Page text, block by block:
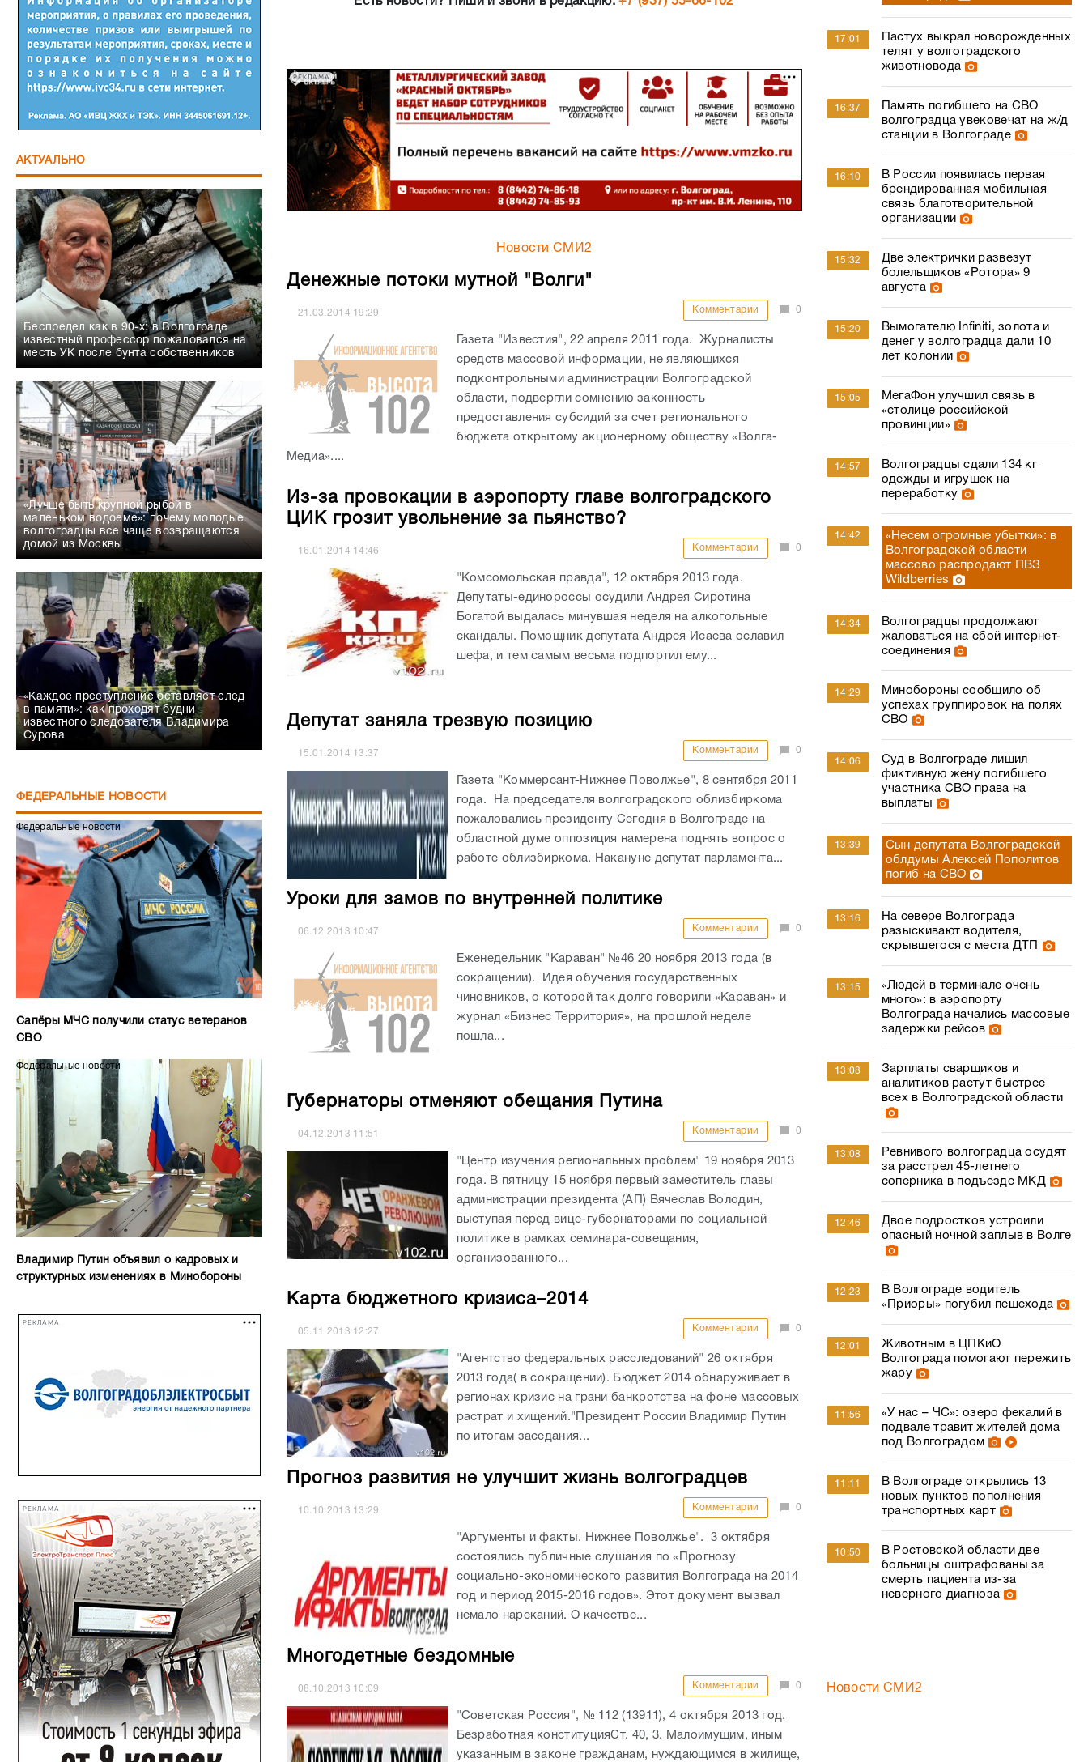
АКТУАЛЬНО
Беспредел как в 90-х: в Волгограде
известный профессор пожаловался на
месть УК после бунта собственников
«Лучше быть крупной рыбой в
маленьком водоеме»: почему молодые
волгоградцы все чаще возвращаются
домой из Москвы
«Каждое преступление оставляет след
в памяти»: как проходят будни
известного следователя Владимира
Сурова
ФЕДЕРАЛЬНЫЕ НОВОСТИ
Федеральные новости
Сапёры МЧС получили статус ветеранов
СВО
Федеральные новости
Владимир Путин объявил о кадровых и
структурных изменениях в Минобороны
РЕКЛАМА
РЕКЛАМА
РЕКЛАМА
Новости СМИ2
Денежные потоки мутной "Волги"
21.03.2014 19:29 Комментарии 0
Газета "Известия", 22 апреля 2011 года. Журналисты
средств массовой информации, не являющихся
подконтрольными администрации Волгоградской
области, подвергли сомнению законность
предоставления субсидий за счет регионального
бюджета открытому акционерному обществу «Волга-
Медиа»....
Из-за провокации в аэропорту главе волгоградского
ЦИК грозит увольнение за пьянство?
16.01.2014 14:46 Комментарии 0
"Комсомольская правда", 12 октября 2013 года.
Депутаты-единороссы осудили Андрея Сиротина
Богатой выдалась минувшая неделя на алкогольные
скандалы. Помощник депутата Андрея Исаева ославил
шефа, и тем самым весьма подпортил ему...
Депутат заняла трезвую позицию
15.01.2014 13:37 Комментарии 0
Газета "Коммерсант-Нижнее Поволжье", 8 сентября 2011
года. На председателя волгоградского облизбиркома
пожаловались президенту Сегодня в Волгограде на
областной думе оппозиция намерена поднять вопрос о
работе облизбиркома. Накануне депутат парламента...
Уроки для замов по внутренней политике
06.12.2013 10:47 Комментарии 0
Еженедельник "Караван" №46 20 ноября 2013 года (в
сокращении). Идея обучения государственных
чиновников, о которой так долго говорили «Караван» и
журнал «Бизнес Территория», на прошлой неделе
пошла...
Губернаторы отменяют обещания Путина
04.12.2013 11:51 Комментарии 0
"Центр изучения региональных проблем" 19 ноября 2013
года. В пятницу 15 ноября первый заместитель главы
администрации президента (АП) Вячеслав Володин,
выступая перед вице-губернаторами по социальной
политике в рамках семинара-совещания,
организованного...
Карта бюджетного кризиса–2014
05.11.2013 12:27 Комментарии 0
"Агентство федеральных расследований" 26 октября
2013 года( в сокращении). Бюджет 2014 обнаруживает в
регионах кризис на грани банкротства на фоне массовых
растрат и хищений."Президент России Владимир Путин
по итогам заседания...
Прогноз развития не улучшит жизнь волгоградцев
10.10.2013 13:29 Комментарии 0
"Аргументы и факты. Нижнее Поволжье". 3 октября
состоялись публичные слушания по «Прогнозу
социально-экономического развития Волгограда на 2014
год и период 2015-2016 годов». Этот документ вызвал
немало нареканий. О качестве...
Многодетные бездомные
08.10.2013 10:09 Комментарии 0
"Советская Россия", № 112 (13911), 4 октября 2013 год.
Безработная конституцияСт. 40, 3. Малоимущим, иным
указанным в законе гражданам, нуждающимся в жилище,
17:01
Пастух выкрал новорожденных
телят у волгоградского
животновода
16:37
Память погибшего на СВО
волгоградца увековечат на ж/д
станции в Волгограде
16:10
В России появилась первая
брендированная мобильная
связь благотворительной
организации
15:32
Две электрички развезут
болельщиков «Ротора» 9
августа
15:20
Вымогателю Infiniti, золота и
денег у волгоградца дали 10
лет колонии
15:05
МегаФон улучшил связь в
«столице российской
провинции»
14:57
Волгоградцы сдали 134 кг
одежды и игрушек на
переработку
14:42
«Несем огромные убытки»: в
Волгоградской области
массово распродают ПВЗ
Wildberries
14:34
Волгоградцы продолжают
жаловаться на сбой интернет-
соединения
14:29
Минобороны сообщило об
успехах группировок на полях
СВО
14:06
Суд в Волгограде лишил
фиктивную жену погибшего
участника СВО права на
выплаты
13:39
Сын депутата Волгоградской
облдумы Алексей Пополитов
погиб на СВО
13:16
На севере Волгограда
разыскивают водителя,
скрывшегося с места ДТП
13:15
«Людей в терминале очень
много»: в аэропорту
Волгограда начались массовые
задержки рейсов
13:08
Зарплаты сварщиков и
аналитиков растут быстрее
всех в Волгоградской области
13:08
Ревнивого волгоградца осудят
за расстрел 45-летнего
соперника в подъезде МКД
12:46
Двое подростков устроили
опасный ночной заплыв в Волге
12:23
В Волгограде водитель
«Приоры» погубил пешехода
12:01
Животным в ЦПКиО
Волгограда помогают пережить
жару
11:56
«У нас – ЧС»: озеро фекалий в
подвале травит жителей дома
под Волгоградом
11:11
В Волгограде открылись 13
новых пунктов пополнения
транспортных карт
10:50
В Ростовской области две
больницы оштрафованы за
смерть пациента из-за
неверного диагноза
Новости СМИ2